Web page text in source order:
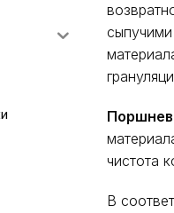
чистота
В